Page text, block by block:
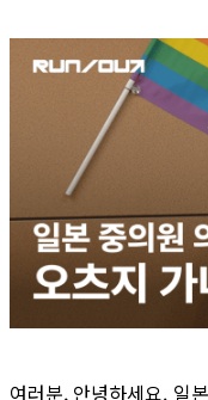
여러분, 안녕하세요. 일